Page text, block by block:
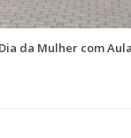
da Mulher com